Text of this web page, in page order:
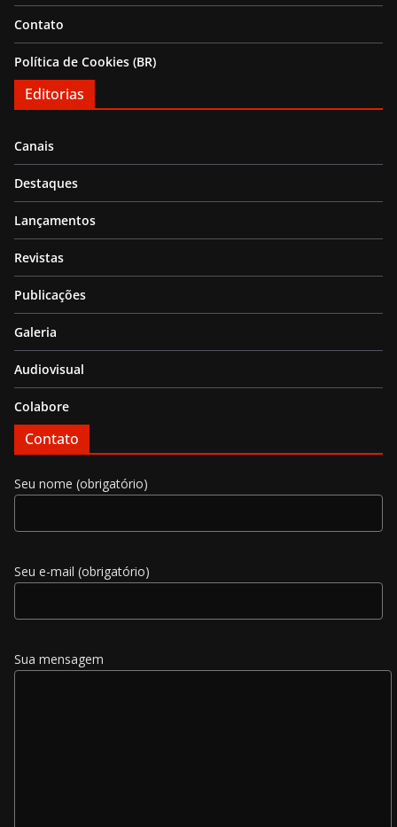
Contato
Política de Cookies (BR)
Editorias
Canais
Destaques
Lançamentos
Revistas
Publicações
Galeria
Audiovisual
Colabore
Contato
Seu nome (obrigatório)
Seu e-mail (obrigatório)
Sua mensagem